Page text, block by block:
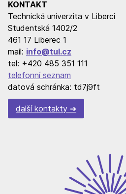
KONTAKT
Technická univerzita v Liberci
Studentská 1402/2
461 17 Liberec 1
mail: info@tul.cz
tel: +420 485 351 111
telefonní seznam
datová schránka: td7j9ft
další kontakty